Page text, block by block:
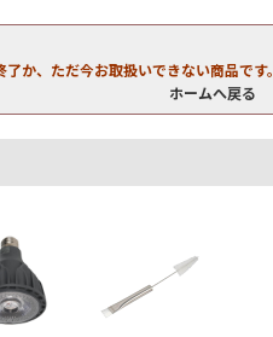
か、ただ今お取扱いできない商品です。
ホームへ戻る